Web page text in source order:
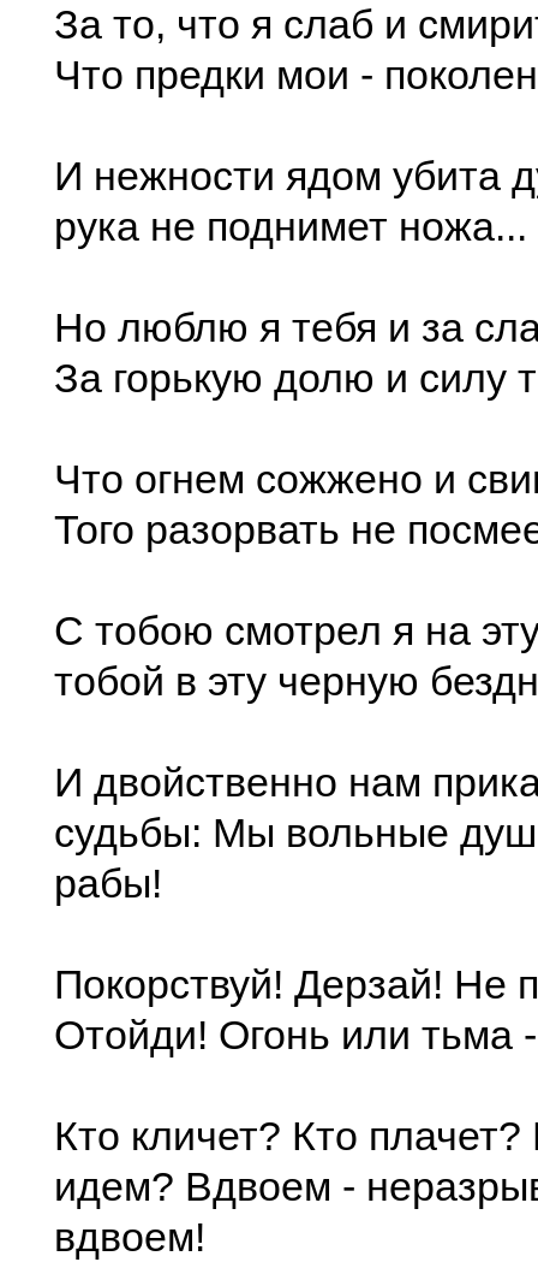
За то, что я слаб и
Что предки мои -
И нежности ядом убита
рука не поднимет ножа...
Но люблю я тебя и за
За горькую долю и силу
Что огнем сожжено и
Того разорвать не
С тобою смотрел я на
тобой в эту черную
И двойственно нам
судьбы: Мы вольные
рабы!
Покорствуй! Дерзай! Не
Отойди! Огонь или тьма
Кто кличет? Кто
идем? Вдвоем -
вдвоем!